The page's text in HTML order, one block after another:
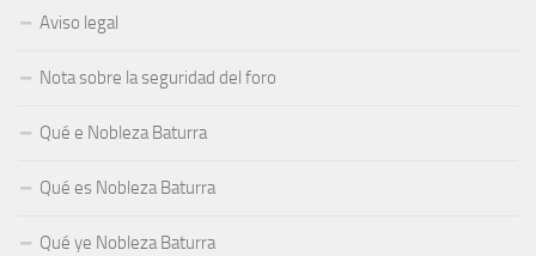
Aviso legal
Nota sobre la seguridad del foro
Qué e Nobleza Baturra
Qué es Nobleza Baturra
Qué ye Nobleza Baturra